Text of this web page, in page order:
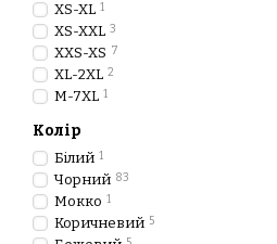
XS-XL 1
XS-XXL 3
XXS-XS 7
XL-2XL 2
M-7XL 1
Колір
Білий 1
Чорний 83
Мокко 1
Коричневий 5